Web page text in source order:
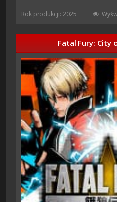
Rok produkcji: 2025
Fatal Fury: City